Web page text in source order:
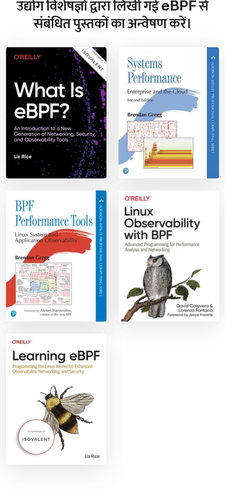
उद्योग विशेषज्ञों द्वारा लिखी गई eBPF से
संबंधित पुस्तकों का अन्वेषण करें।
BPF Performance Tools,